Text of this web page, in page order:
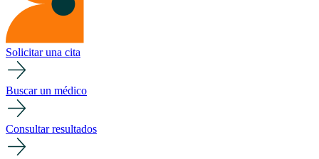
Solicitar una cita
Buscar un médico
Consultar resultados